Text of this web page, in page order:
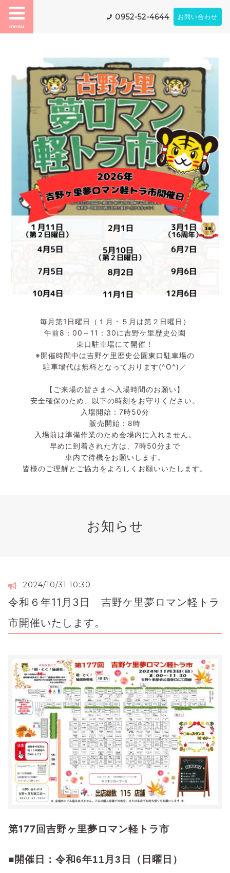
menu
0952-52-4644 お問い合わせ
毎月第1日曜日（１月・５月は第２日曜日）
午前8：00～11：30に吉野ケ里歴史公園
東口駐車場にて開催！
※開催時間中は吉野ケ里歴史公園東口駐車場の
駐車場代は無料となっております(^O^)／
【ご来場の皆さまへ入場時間のお願い】
安全確保のため、以下の時刻をお守りください。
入場開始：7時50分
販売開始：8時
入場前は準備作業のため会場内に入れません。
早めに到着された方は、7時50分まで
車内で待機をお願いします。
皆様のご理解とご協力をよろしくお願いいたします。
お知らせ
2024/10/31 10:30
令和６年11月3日 吉野ケ里夢ロマン軽トラ
市開催いたします。
第177回吉野ヶ里夢ロマン軽トラ市
■開催日：令和6年11月3日（日曜日）